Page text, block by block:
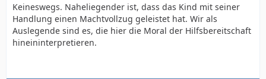
Keineswegs. Naheliegender ist, dass das Kind mit seiner
Handlung einen Machtvollzug geleistet hat. Wir als
Auslegende sind es, die hier die Moral der Hilfsbereitschaft
hineininterpretieren.